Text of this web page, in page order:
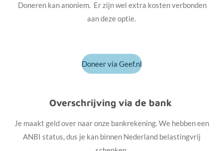
Doneren kan anoniem. Er zijn wel extra kosten verbonden
aan deze optie.
Doneer via Geef.nl
Overschrijving via de bank
Je maakt geld over naar onze bankrekening. We hebben een
ANBI status, dus je kan binnen Nederland belastingvrij